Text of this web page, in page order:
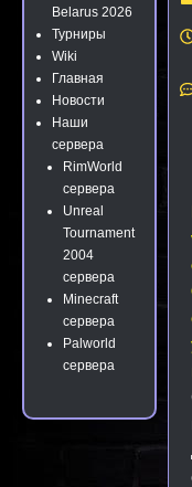
Belarus 2026
Турниры
Wiki
Главная
Новости
Наши
сервера
RimWorld
сервера
Unreal
Tournament
2004
сервера
Minecraft
сервера
Palworld
сервера